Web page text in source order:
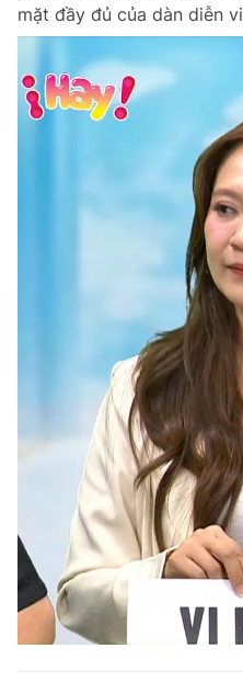
mặt đầy đủ của dàn diễn